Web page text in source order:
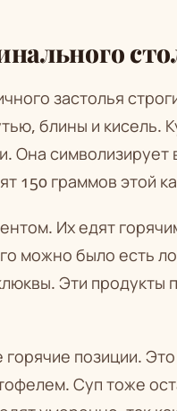
застолья
блины и кисель.
Она символизирует
150 граммов этой
Их едят
можно было есть
Эти продукты
позиции.
Суп тоже